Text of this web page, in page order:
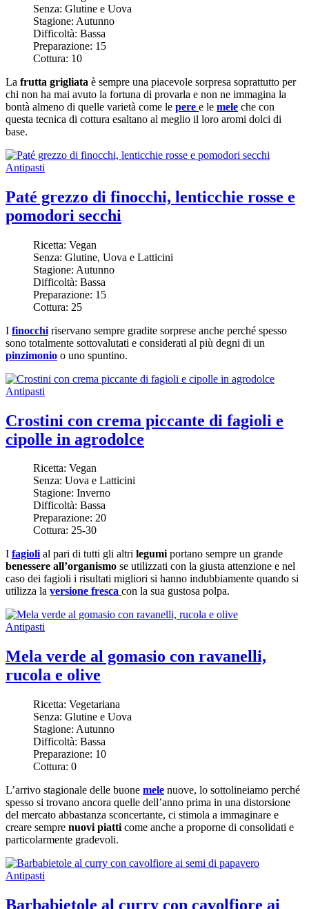
Senza: Glutine e Uova
Stagione: Autunno
Difficoltà: Bassa
Preparazione: 15
Cottura: 10
La frutta grigliata è sempre una piacevole sorpresa soprattutto per
chi non ha mai avuto la fortuna di provarla e non ne immagina la
bontà almeno di quelle varietà come le pere e le mele che con
questa tecnica di cottura esaltano al meglio il loro aromi dolci di
base.
Antipasti
Paté grezzo di finocchi, lenticchie rosse e
pomodori secchi
Ricetta: Vegan
Senza: Glutine, Uova e Latticini
Stagione: Autunno
Difficoltà: Bassa
Preparazione: 15
Cottura: 25
I finocchi riservano sempre gradite sorprese anche perché spesso
sono totalmente sottovalutati e considerati al più degni di un
pinzimonio o uno spuntino.
Antipasti
Crostini con crema piccante di fagioli e
cipolle in agrodolce
Ricetta: Vegan
Senza: Uova e Latticini
Stagione: Inverno
Difficoltà: Bassa
Preparazione: 20
Cottura: 25-30
I fagiolial pari di tutti gli altri legumiportano sempre un grande
benessere all’organismo se utilizzati con la giusta attenzione e nel
caso dei fagioli i risultati migliori si hanno indubbiamente quando si
utilizza la versione fresca con la sua gustosa polpa.
Antipasti
Mela verde al gomasio con ravanelli,
rucola e olive
Ricetta: Vegetariana
Senza: Glutine e Uova
Stagione: Autunno
Difficoltà: Bassa
Preparazione: 10
Cottura: 0
L’arrivo stagionale delle buone mele nuove, lo sottolineiamo perché
spesso si trovano ancora quelle dell’anno prima in una distorsione
del mercato abbastanza sconcertante, ci stimola a immaginare e
creare sempre nuovi piatti come anche a proporne di consolidati e
particolarmente gradevoli.
Antipasti
Barbabietole al curry con cavolfiore ai